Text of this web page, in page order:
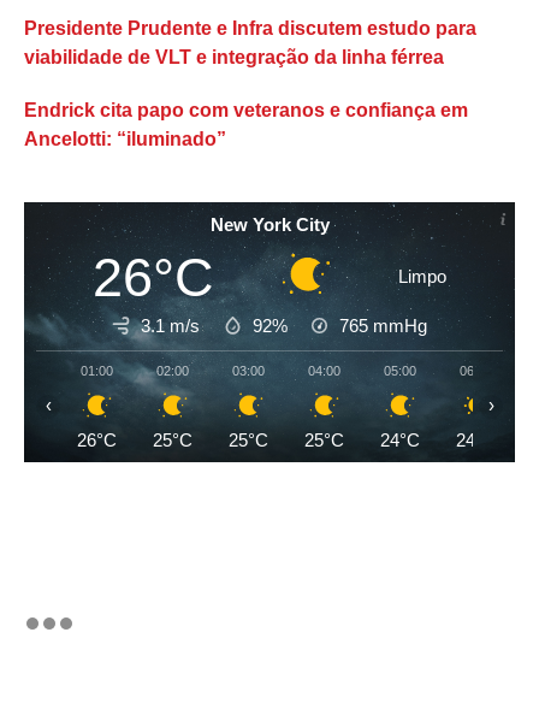
Presidente Prudente e Infra discutem estudo para
viabilidade de VLT e integração da linha férrea
Endrick cita papo com veteranos e confiança em
Ancelotti: “iluminado”
New York City
26°C Limpo
3.1 m/s 92% 765 mmHg
01:00
26°C
02:00
25°C
03:00
25°C
04:00
25°C
05:00
24°C
06:00
24°C
‹ ›